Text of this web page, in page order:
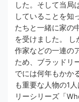
した。そして当局
していることを知
たちと一緒に家の
を受けました。
作家などの一連の
ため、ブラッドリ
でには何年もかか
も重要な人物の1
リーシリーズ「